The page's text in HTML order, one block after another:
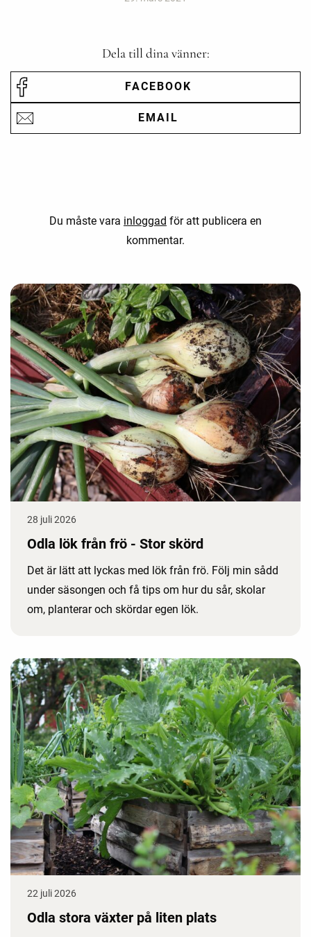
Dela till dina vänner:
FACEBOOK
EMAIL
Du måste vara inloggad för att publicera en
kommentar.
28 juli 2026
Odla lök från frö - Stor skörd
Det är lätt att lyckas med lök från frö. Följ min sådd
under säsongen och få tips om hur du sår, skolar
om, planterar och skördar egen lök.
22 juli 2026
Odla stora växter på liten plats